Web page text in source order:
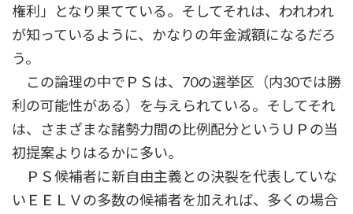
権利」となり果てている。そしてそれは、われわれ
が知っているように、かなりの年金減額になるだろ
う。
この論理の中でＰＳは、70の選挙区（内30では勝
利の可能性がある）を与えられている。そしてそれ
は、さまざまな諸勢力間の比例配分というＵＰの当
初提案よりはるかに多い。
ＰＳ候補者に新自由主義との決裂を代表していな
いＥＥＬＶの多数の候補者を加えれば、多くの場合